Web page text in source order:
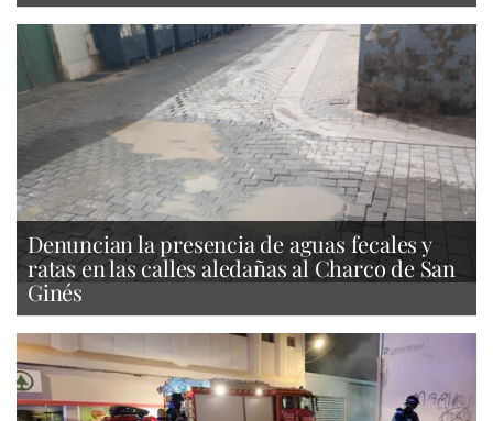
Denuncian la presencia de aguas fecales y
ratas en las calles aledañas al Charco de San
Ginés